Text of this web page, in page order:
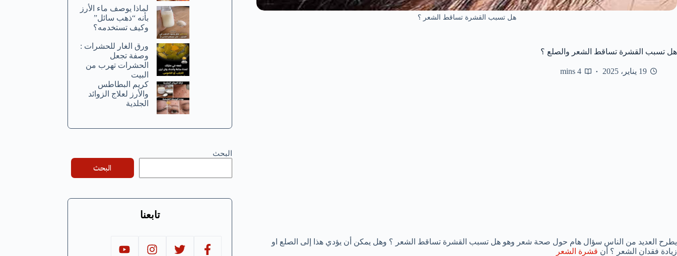
هل تسبب القشرة تساقط الشعر ؟
هل تسبب القشرة تساقط الشعر والصلع ؟
19 يناير، 2025 4 mins
يطرح العديد من الناس سؤال هام حول صحة شعر وهو هل تسبب القشرة تساقط الشعر ؟ وهل يمكن أن يؤدي هذا إلى الصلع او
زيادة فقدان الشعر ؟ أن قشرة الشعر
لماذا يوصف ماء الأرز
بأنه “ذهب سائل”
وكيف تستخدمه؟
ورق الغار للحشرات :
وصفة تجعل
الحشرات تهرب من
البيت
كريم البطاطس
والأرز لعلاج الزوائد
الجلدية
البحث
البحث
تابعنا